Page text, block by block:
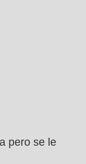
pero se le